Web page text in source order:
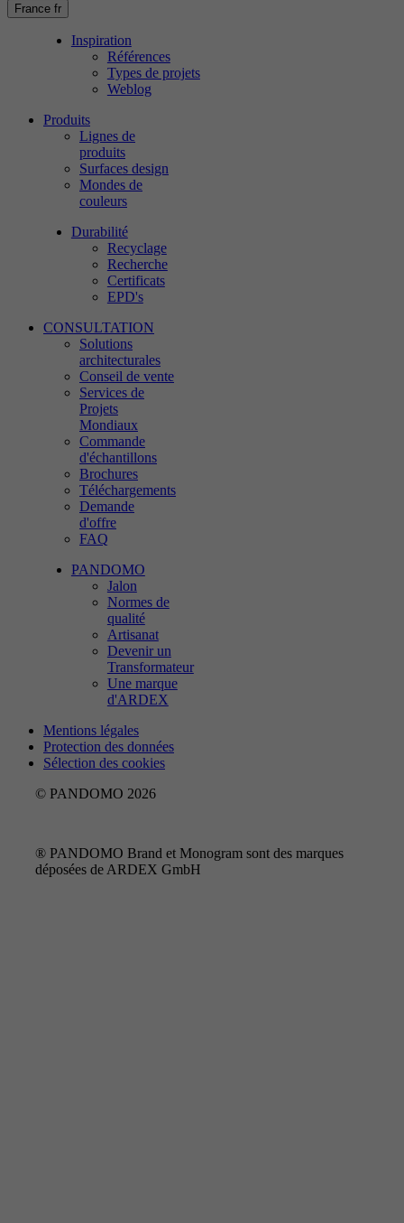
France fr
Inspiration
Références
Types de projets
Weblog
Produits
Lignes de
produits
Surfaces design
Mondes de
couleurs
Durabilité
Recyclage
Recherche
Certificats
EPD's
CONSULTATION
Solutions
architecturales
Conseil de vente
Services de
Projets
Mondiaux
Commande
d'échantillons
Brochures
Téléchargements
Demande
d'offre
FAQ
PANDOMO
Jalon
Normes de
qualité
Artisanat
Devenir un
Transformateur
Une marque
d'ARDEX
Mentions légales
Protection des données
Sélection des cookies
© PANDOMO 2026
® PANDOMO Brand et Monogram sont des marques
déposées de ARDEX GmbH